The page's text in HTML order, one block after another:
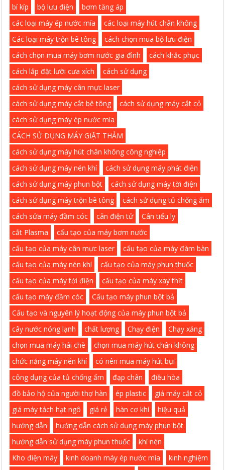
bí kíp
bộ lưu điện
bơm tăng áp
các loại máy ép nước mía
các loại máy hút chân không
Các loại máy trộn bê tông
cách chọn mua bộ lưu điện
cách chọn mua máy bơm nước gia đình
cách khắc phục
cách lắp đặt lưỡi cưa xích
cách sử dụng
cách sử dụng máy cân mực laser
cách sử dụng máy cắt bê tông
cách sử dụng máy cắt cỏ
cách sử dụng máy ép nước mía
CÁCH SỬ DỤNG MÁY GIẶT THẢM
cách sử dụng máy hút chân không công nghiệp
cách sử dụng máy nén khí
cách sử dụng máy phát điện
cách sử dụng máy phun bột
cách sử dụng máy tời điện
cách sử dụng máy trộn bê tông
cách sử dụng tủ chống ẩm
cách sửa máy đầm cóc
cân điện tử
Cân tiểu ly
cắt Plasma
cấu tạo của máy bơm nước
cấu tạo của máy cân mực laser
cấu tạo của máy đàm bàn
cấu tạo của máy nén khí
cấu tạo của máy phun thuốc
cấu tạo của máy tời điện
cấu tạo của máy xay thịt
cấu tạo máy đầm cóc
Cấu tạo máy phun bột bả
Cấu tạo và nguyên lý hoạt động của máy phun bột bả
cây nước nóng lạnh
chất lượng Chạy điện
Chạy xăng
chọn mua máy hái chè
chọn mua máy hút chân không
chức năng máy nén khí
có nên mua máy hút bụi
công dụng của tủ chống ẩm
đạp chân
điều hòa
đồ bảo hộ của người thợ hàn
ép plastic
giá máy cắt cỏ
giá máy tách hạt ngô
giá rẻ hàn cơ khí
hiệu quả
hướng dẫn
hướng dẫn cách sử dụng máy phun bột
hướng dẫn sử dụng máy phun thuốc
khí nén
Kho điện máy
kinh doanh máy ép nước mía
kinh nghiệm